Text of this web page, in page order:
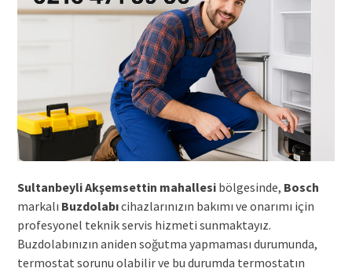
Sultanbeyli Akşemsettin mahallesibölgesinde, Bosch
markalı Buzdolabıcihazlarınızın bakımı ve onarımı için
profesyonel teknik servis hizmeti sunmaktayız.
Buzdolabınızın aniden soğutma yapmaması durumunda,
termostat sorunu olabilir ve bu durumda termostatın